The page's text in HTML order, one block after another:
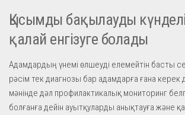
Қысымды бақылауды
қалай енгізуге болады
Адамдардың үнемі өлшеуді елемейтін басты
рәсім тек диагнозы бар адамдарға ғана
мәнінде дәл профилактикалық мониторинг
болғанға дейін ауытқуларды анықтауға және